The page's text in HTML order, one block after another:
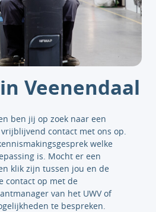
Veenendaal
ben jij op zoek naar een
contact met ons op.
welke
is. Mocht er een
klik zijn tussen jou en de
contact op met de
van het UWV of
te bespreken.